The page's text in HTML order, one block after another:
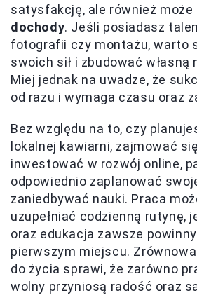
satysfakcję, ale również może
dochody. Jeśli posiadasz
fotografii czy montażu, warto
swoich sił i zbudować własną
Miej jednak na uwadze, że
od razu i wymaga czasu oraz
Bez względu na to, czy
lokalnej kawiarni, zajmować
inwestować w rozwój online,
odpowiednio zaplanować
zaniedbywać nauki. Praca
uzupełniać codzienną rutynę,
oraz edukacja zawsze
pierwszym miejscu.
do życia sprawi, że zarówno
wolny przyniosą radość oraz